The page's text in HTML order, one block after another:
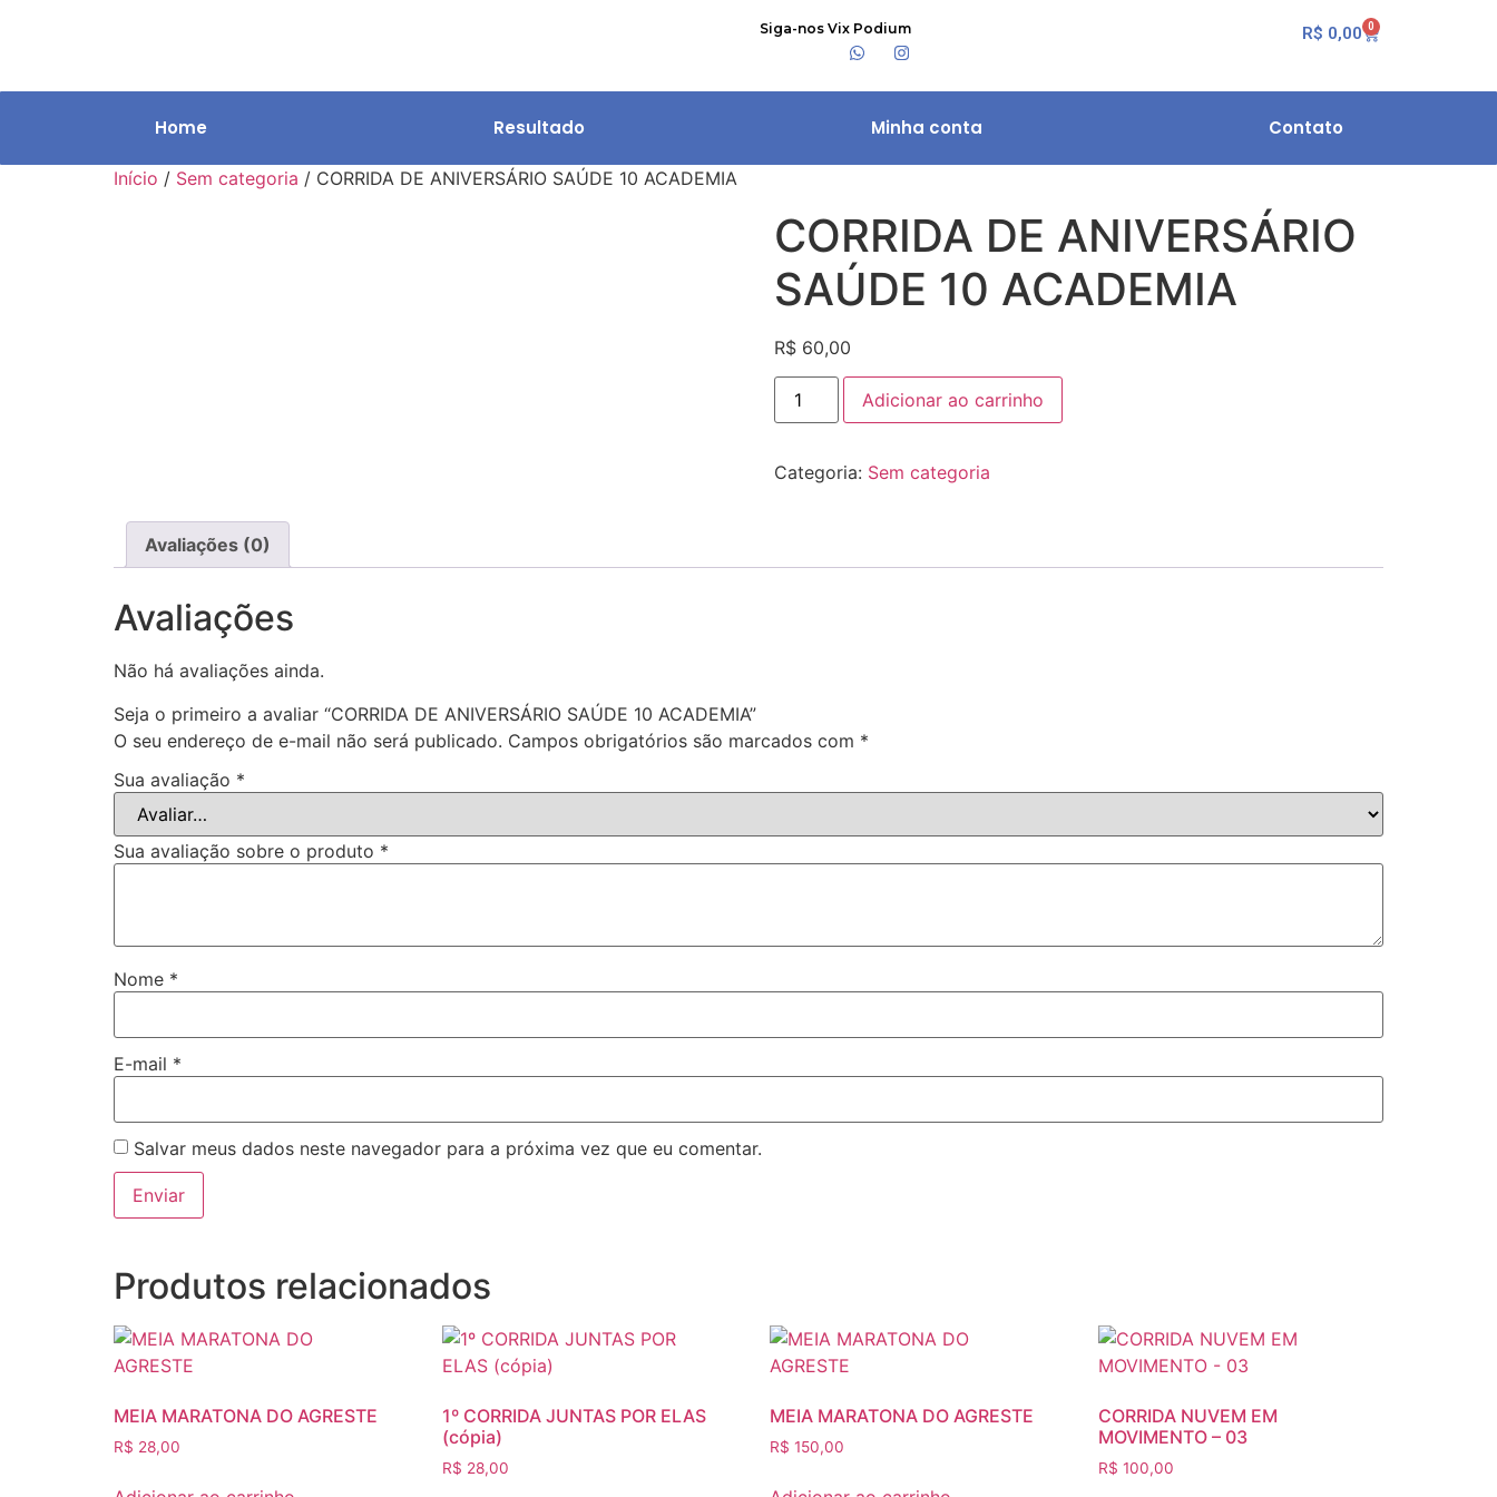
Siga-nos Vix Podium R$ 0,00 0
Home Resultado Minha conta Contato
Início / Sem categoria / CORRIDA DE ANIVERSÁRIO SAÚDE 10 ACADEMIA
CORRIDA DE ANIVERSÁRIO
SAÚDE 10 ACADEMIA
R$60,00
Adicionar ao carrinho
Categoria: Sem categoria
Avaliações (0)
Avaliações
Não há avaliações ainda.
Seja o primeiro a avaliar “CORRIDA DE ANIVERSÁRIO SAÚDE 10 ACADEMIA”
O seu endereço de e-mail não será publicado. Campos obrigatórios são marcados com *
Sua avaliação *
Sua avaliação sobre o produto *
Nome *
E-mail *
Salvar meus dados neste navegador para a próxima vez que eu comentar.
Produtos relacionados
MEIA MARATONA DO AGRESTE
R$ 28,00
1º CORRIDA JUNTAS POR ELAS
(cópia)
R$ 28,00
MEIA MARATONA DO AGRESTE
R$ 150,00
CORRIDA NUVEM EM
MOVIMENTO – 03
R$ 100,00